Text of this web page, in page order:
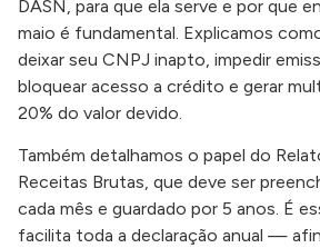
DASN, para que ela serve e por que
maio é fundamental. Explicamos
deixar seu CNPJ inapto, impedir
bloquear acesso a crédito e gerar
20% do valor devido.
Também detalhamos o papel do
Receitas Brutas, que deve ser
cada mês e guardado por 5 anos. É
facilita toda a declaração anual —